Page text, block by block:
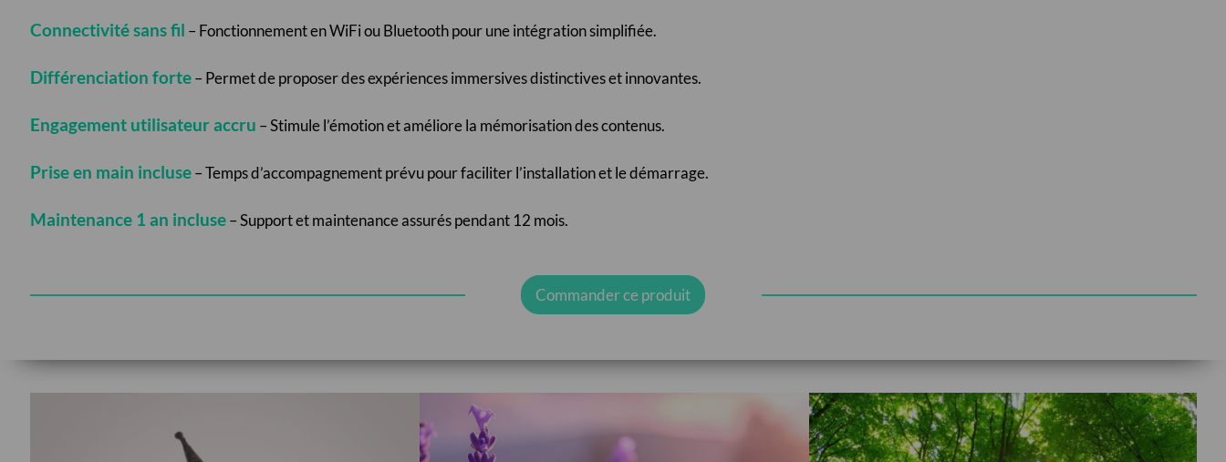
Connectivité sans fil – Fonctionnement en WiFi ou Bluetooth pour une intégration simplifiée.
Différenciation forte– Permet de proposer des expériences immersives distinctives et innovantes.
Engagement utilisateur accru – Stimule l’émotion et améliore la mémorisation des contenus.
Prise en main incluse– Temps d’accompagnement prévu pour faciliter l’installation et le démarrage.
Maintenance 1 an incluse– Support et maintenance assurés pendant 12 mois.
Commander ce produit